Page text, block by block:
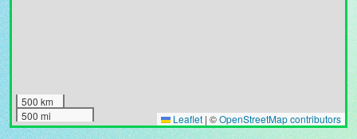
500 km
500 mi
Leaflet | ©OpenStreetMap contributors